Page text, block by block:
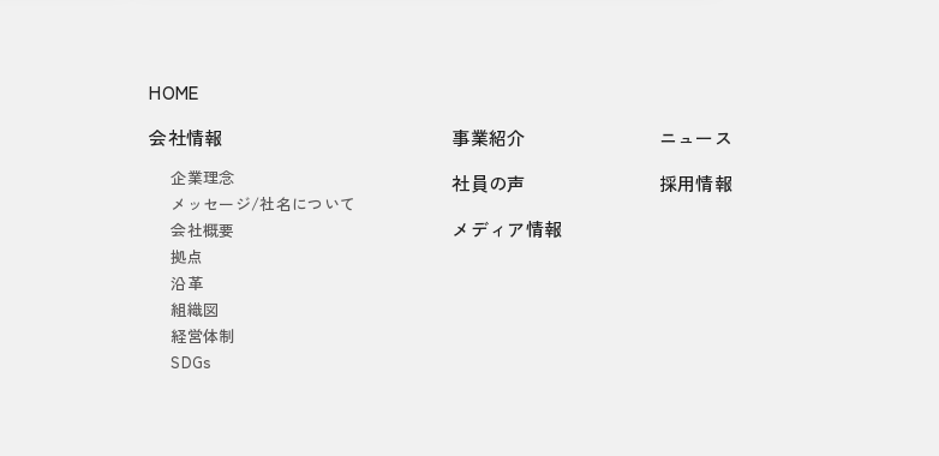
HOME
会社情報
企業理念
メッセージ/社名について
会社概要
拠点
沿革
組織図
経営体制
SDGs
事業紹介
社員の声
メディア情報
ニュース
採用情報